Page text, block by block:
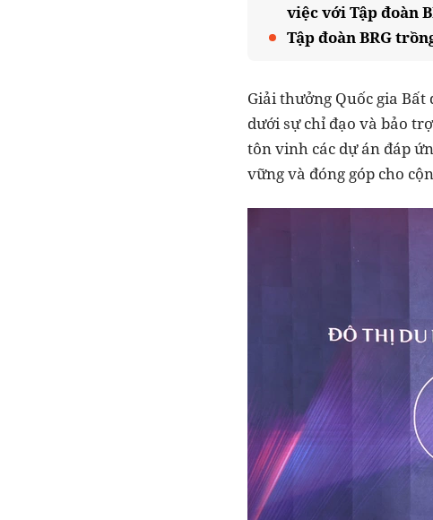
việc với Tập đoàn
Tập đoàn BRG
Giải thưởng Quốc gia
dưới sự chỉ đạo và bảo
tôn vinh các dự án đáp
vững và đóng góp cho